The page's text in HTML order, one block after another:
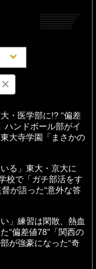
週間
・医学部に!? “偏差
ハンドボール部がイ
大寺学園「まさかの
る」東大・京大に
校で「ガチ部活をす
が語った“意外な答
」練習は閑散、熱血
“偏差値78”「関西の
が強豪になった“奇
×